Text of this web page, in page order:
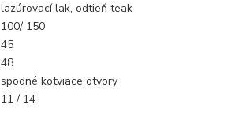
lazúrovací lak, odtieň teak
100/ 150
45
48
spodné kotviace otvory
11 / 14